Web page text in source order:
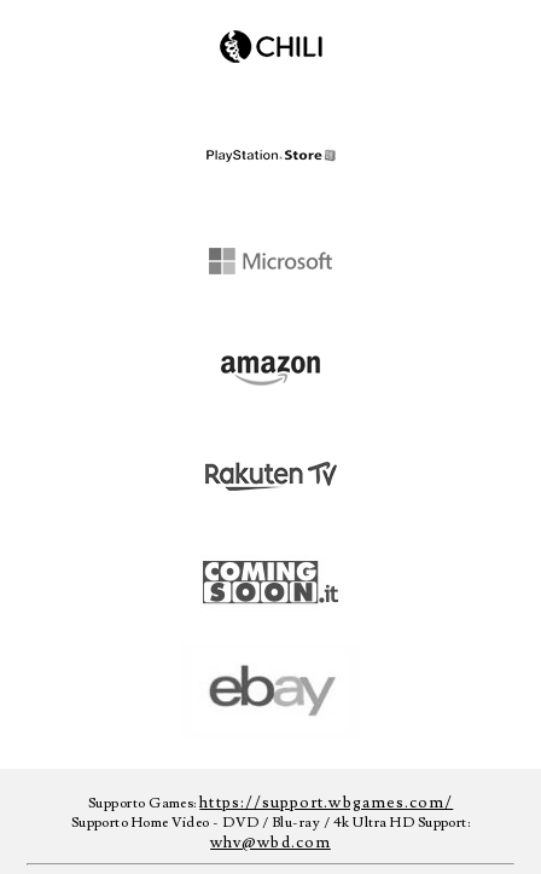
Supporto Games:https://support.wbgames.com/
Supporto Home Video - DVD / Blu-ray / 4k Ultra HD Support:
whv@wbd.com